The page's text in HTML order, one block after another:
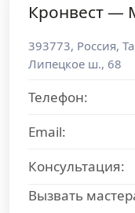
Кронвест —
393773, Россия,
Липецкое ш., 68
Телефон:
Email:
Консультация:
Вызвать